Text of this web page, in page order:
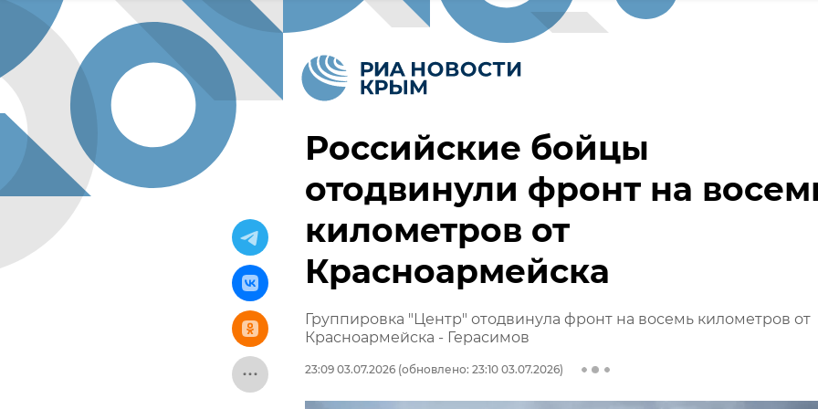
Российские бойцы
отодвинули фронт на
километров от
Красноармейска
Группировка "Центр" отодвинула фронт на восемь километров от
Красноармейска - Герасимов
23:09 03.07.2026 (обновлено: 23:10 03.07.2026)